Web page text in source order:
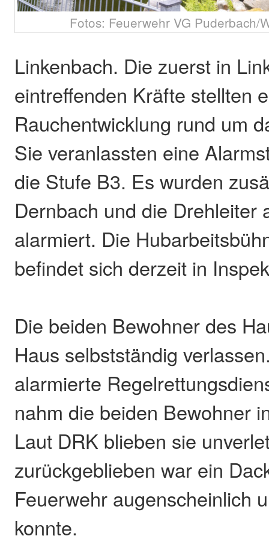
Fotos: Feuerwehr VG Puderbach/
Linkenbach. Die zuerst in
eintreffenden Kräfte stellten
Rauchentwicklung rund um
Sie veranlassten eine
die Stufe B3. Es wurden
Dernbach und die Drehleiter
alarmiert. Die
befindet sich derzeit in
Die beiden Bewohner des
Haus selbstständig
alarmierte
nahm die beiden Bewohner
Laut DRK blieben sie
zurückgeblieben war ein
Feuerwehr augenscheinlich
konnte.